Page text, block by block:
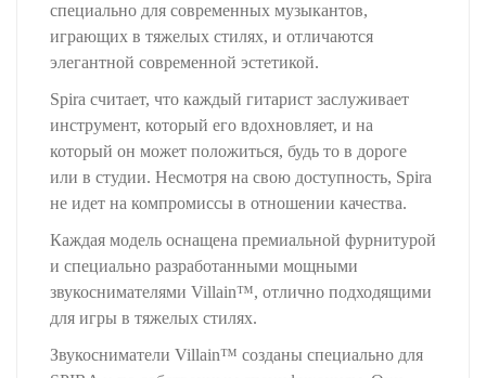
специально для современных музыкантов,
играющих в тяжелых стилях, и отличаются
элегантной современной эстетикой.
Spira считает, что каждый гитарист заслуживает
инструмент, который его вдохновляет, и на
который он может положиться, будь то в дороге
или в студии. Несмотря на свою доступность, Spira
не идет на компромиссы в отношении качества.
Каждая модель оснащена премиальной фурнитурой
и специально разработанными мощными
звукоснимателями Villain™, отлично подходящими
для игры в тяжелых стилях.
Звукосниматели Villain™ созданы специально для